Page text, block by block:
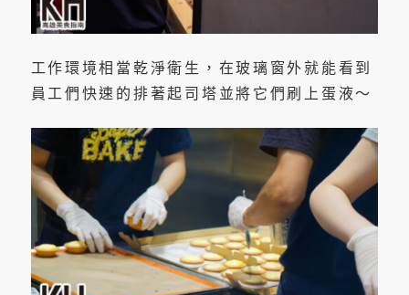
工作環境相當乾淨衛生，在玻璃窗外就能看到
員工們快速的排著起司塔並將它們刷上蛋液～